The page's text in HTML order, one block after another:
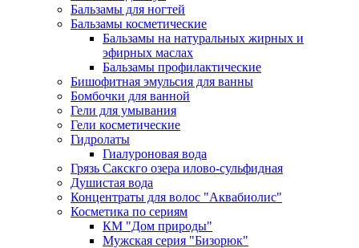
Бальзамы для ногтей
Бальзамы косметические
Бальзамы на натуральных жирных и
эфирных маслах
Бальзамы профилактические
Бишофитная эмульсия для ванны
Бомбочки для ванной
Гели для умывания
Гели косметические
Гидролаты
Гиалуроновая вода
Грязь Сакскго озера илово-сульфидная
Душистая вода
Концентраты для волос "Аквабиолис"
Косметика по сериям
КМ "Дом природы"
Мужская серия "Бизорюк"